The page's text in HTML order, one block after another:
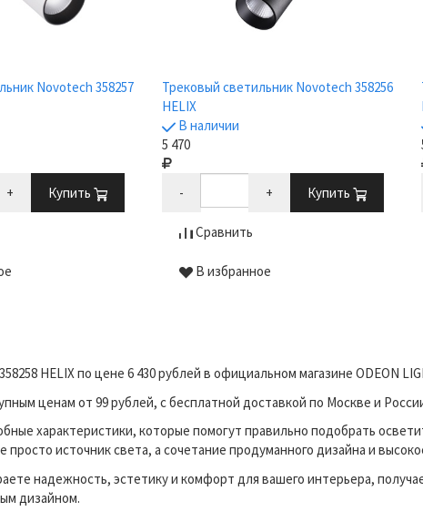
Novotech 358257
+ Купить
Трековый светильник Novotech 358256
HELIX
В наличии
5 470
- + Купить
Сравнить
В избранное
HELIX по цене 6 430 рублей в официальном магазине ODEON
ценам от 99 рублей, с бесплатной доставкой по Москве и
характеристики, которые помогут правильно подобрать
источник света, а сочетание продуманного дизайна и
надежность, эстетику и комфорт для вашего интерьера,
дизайном.